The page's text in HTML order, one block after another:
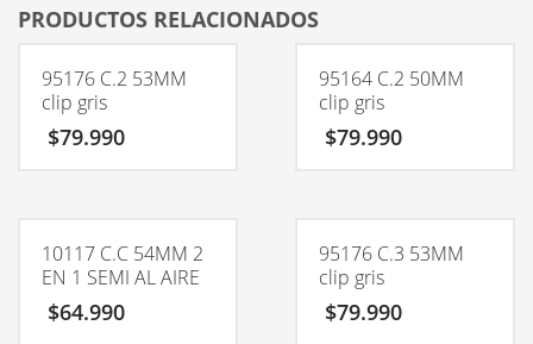
PRODUCTOS RELACIONADOS
95176 C.2 53MM
clip gris
$79.990
95164 C.2 50MM
clip gris
$79.990
10117 C.C 54MM 2
EN 1 SEMI AL AIRE
$64.990
95176 C.3 53MM
clip gris
$79.990